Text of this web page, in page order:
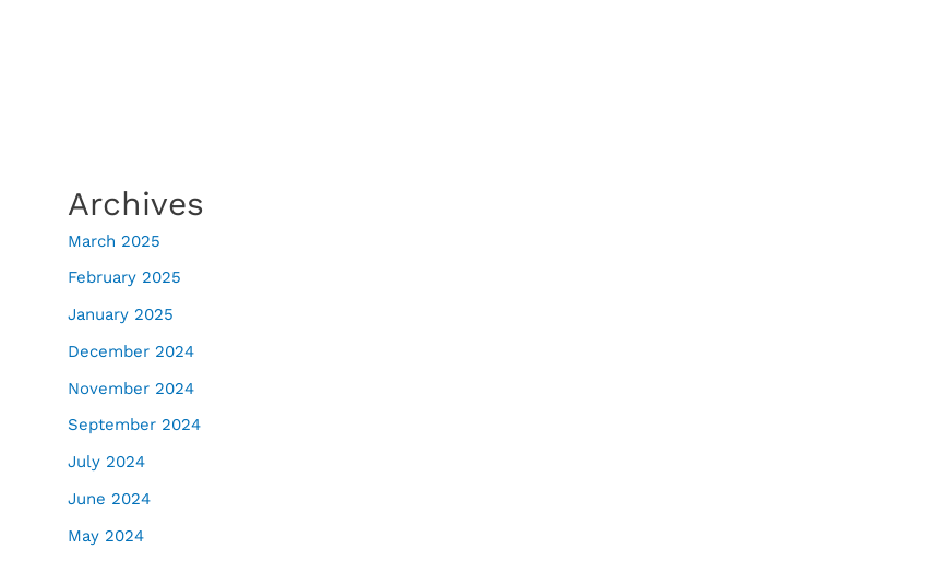
Archives
March 2025
February 2025
January 2025
December 2024
November 2024
September 2024
July 2024
June 2024
May 2024